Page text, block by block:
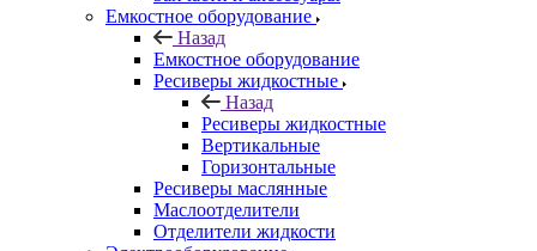
Емкостное оборудование
Назад
Емкостное оборудование
Ресиверы жидкостные
Назад
Ресиверы жидкостные
Вертикальные
Горизонтальные
Ресиверы маслянные
Маслоотделители
Отделители жидкости